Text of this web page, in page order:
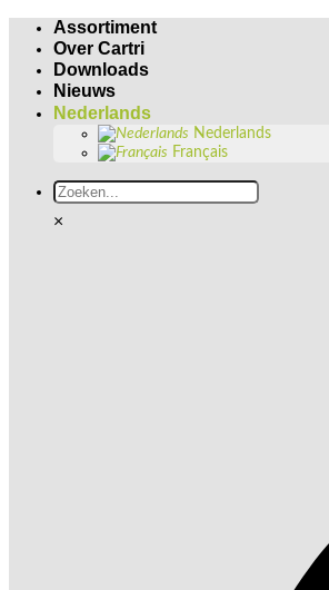
Skip
content
Assortiment
Over Cartri
Downloads
Nieuws
Nederlands
Nederlands
Français
×